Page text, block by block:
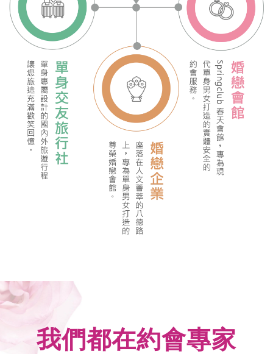
我們都在約會專家